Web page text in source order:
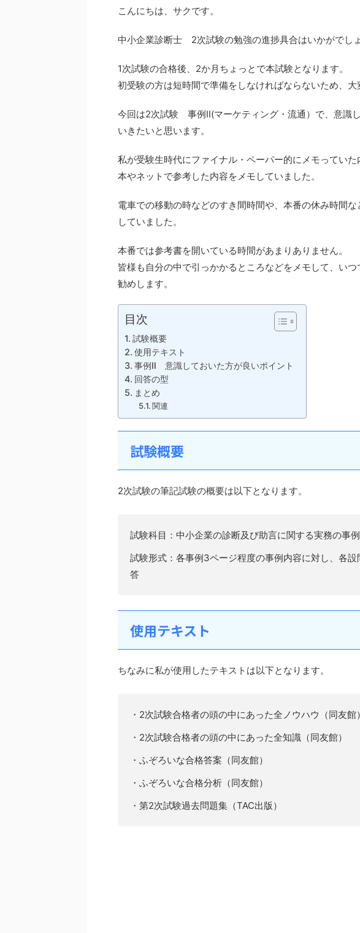
こんにちは、サクです。
中小企業診断士 2次試験の勉強の進捗具合はいかがでしょ
1次試験の合格後、2か月ちょっとで本試験となります。
初受験の方は短時間で準備をしなければならないため、大
今回は2次試験 事例Ⅱ(マーケティング・流通）で、意識
いきたいと思います。
私が受験生時代にファイナル・ペーパー的にメモっていた
本やネットで参考した内容をメモしていました。
電車での移動の時などのすき間時間や、本番の休み時間
していました。
本番では参考書を開いている時間があまりありません。
皆様も自分の中で引っかかるところなどをメモして、い
勧めします。
目次
試験概要
使用テキスト
事例Ⅱ 意識しておいた方が良いポイント
回答の型
まとめ
関連
試験概要
2次試験の筆記試験の概要は以下となります。
試験科目：中小企業の診断及び助言に関する実務の
試験形式：各事例3ページ程度の事例内容に対し、各
答
使用テキスト
ちなみに私が使用したテキストは以下となります。
・2次試験合格者の頭の中にあった全ノウハウ（同友館）
・2次試験合格者の頭の中にあった全知識（同友館）
・ふぞろいな合格答案（同友館）
・ふぞろいな合格分析（同友館）
・第2次試験過去問題集（TAC出版）